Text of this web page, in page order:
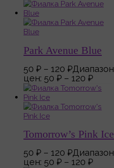
Park Avenue Blue
50 ₽ – 120 ₽Диапазон
цен: 50 ₽ – 120 ₽
Tomorrow’s Pink Ice
50 ₽ – 120 ₽Диапазон
цен: 50 ₽ – 120 ₽